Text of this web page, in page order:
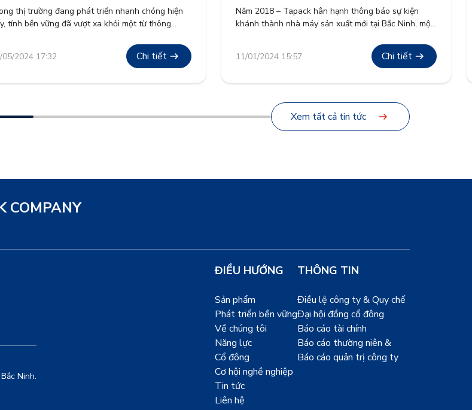
thị trường đang phát triển nhanh chóng hiện
tính bền vững đã vượt xa khỏi một từ thông
Ngành thực phẩm, một trong những nguồn
lớn toàn cầu, đang chứng kiến sự chuyển dịch
05/2024 17:32 Chi tiết
Năm 2018 – Tapack hân hạnh thông báo sự kiện
khánh thành nhà máy sản xuất mới tại Bắc Ninh, một
dự án khởi công vào năm 2017 và tiếp tục cam kết
phát triển bền vững tại khu vực.
11/01/2024 15:57 Chi tiết
Xem tất cả tin tức
COMPANY
Ninh.
ĐIỀU HƯỚNG
Sản phẩm
Phát triển bền vững
Về chúng tôi
Năng lực
Cổ đông
Cơ hội nghề nghiệp
Tin tức
Liên hệ
THÔNG TIN
Điều lệ công ty & Quy chế
Đại hội đồng cổ đông
Báo cáo tài chính
Báo cáo thường niên &
Báo cáo quản trị công ty